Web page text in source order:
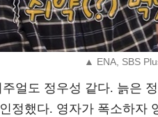
▲ ENA, SBS
얼도 정우성 같다. 늙은
정했다. 영자가 폭소하자